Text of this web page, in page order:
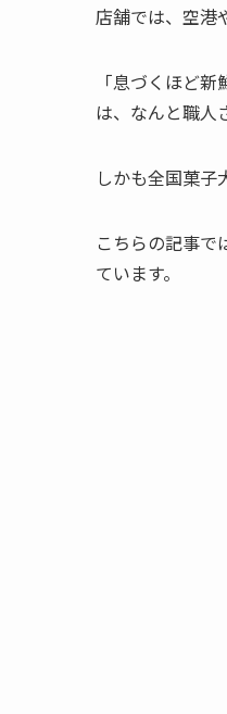
店舗では、空港
「息づくほど
は、なんと職人
しかも全国菓子
こちらの記事で
ています。